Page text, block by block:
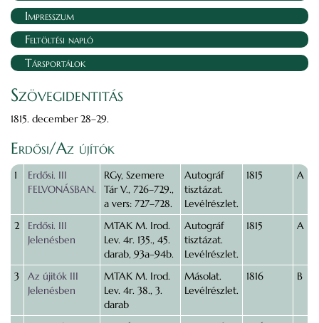
Impresszum
Feltöltési napló
Társportálok
Szövegidentitás
1815. december 28–29.
Erdősi/Az újítók
1
Erdősi. III
FELVONÁSBAN.
RGy, Szemere
Tár V., 726–729.,
a vers: 727–728.
Autográf
tisztázat.
Levélrészlet.
1815 A
2
Erdősi. III
Jelenésben
MTAK M. Irod.
Lev. 4r. 135., 45.
darab, 93a–94b.
Autográf
tisztázat.
Levélrészlet.
1815 A
3
Az újitók III
Jelenésben
MTAK M. Irod.
Lev. 4r. 38., 3.
darab
Másolat.
Levélrészlet.
1816 B